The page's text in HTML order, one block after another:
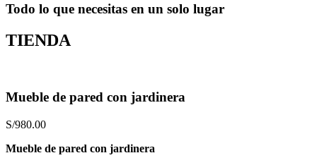
Todo lo que necesitas en un solo lugar
TIENDA
Mueble de pared con jardinera
S/980.00
Mueble de pared con jardinera